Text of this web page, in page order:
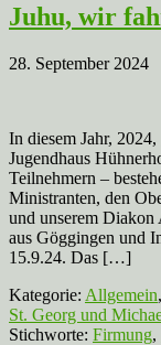
Juhu, wir
28. September 2024
In diesem Jahr,
Jugendhaus
Teilnehmern –
Ministranten, den
und unserem
aus Göggingen und
15.9.24. Das […]
Kategorie: Allgemein,
St. Georg und
Stichworte: Firmung,